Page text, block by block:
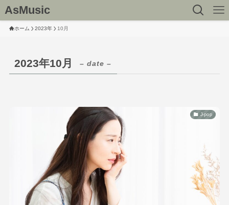
AsMusic
ホーム 2023年 10月
2023年10月 – date –
J-pop